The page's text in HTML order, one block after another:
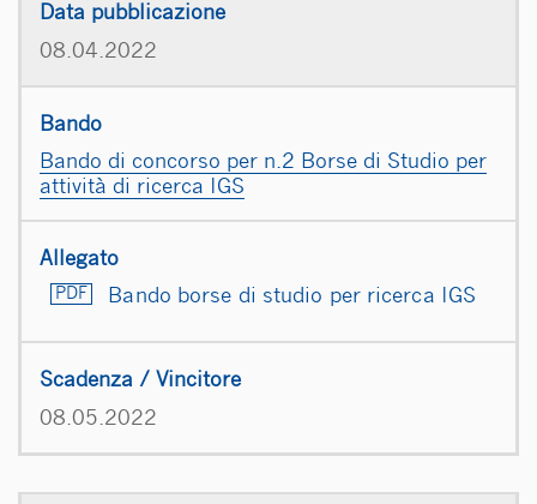
08.04.2022
Bando di concorso per n.2 Borse di Studio per
attività di ricerca IGS
Bando borse di studio per ricerca IGS
08.05.2022